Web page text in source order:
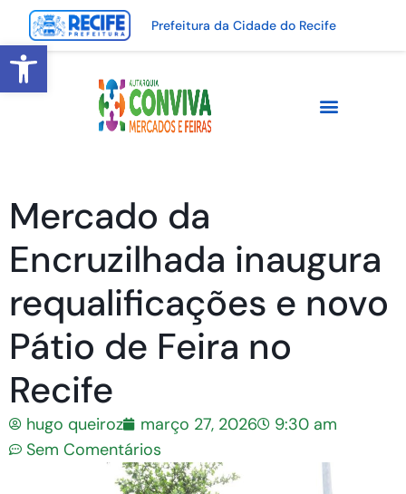
Abrir a barra de ferramentas
Prefeitura da Cidade do Recife
Mercado da
Encruzilhada inaugura
requalificações e novo
Pátio de Feira no
Recife
hugo queiroz março 27, 2026
9:30 am
Sem Comentários